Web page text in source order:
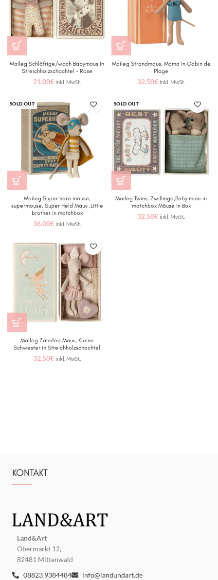
Maileg Schläfrige/wach Babymaus in
Streichholzschachtel – Rose
21.00€ inkl. MwSt.
Maileg Strandmaus, Mama in Cabin de
Plage
32.50€ inkl. MwSt.
SOLD OUT
Maileg Super hero mouse,
supermouse, Super Held Maus ,Little
brother in matchbox
36.00€ inkl. MwSt.
SOLD OUT
Maileg Twins, Zwillinge,Baby mice in
matchbox Mäuse in Box
32.50€ inkl. MwSt.
Maileg Zahnfee Maus, Kleine
Schwester in Streichholzschachtel
32.50€ inkl. MwSt.
KONTAKT
Land&Art
Obermarkt 12,
82481 Mittenwald
08823 9384484
info@landundart.de